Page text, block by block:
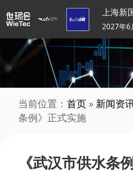
上海新
2027年6
当前位置： 首页 » 新闻资
条例》正式实施
《武汉市供水条